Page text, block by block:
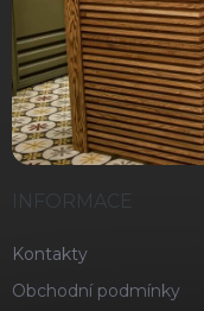
INFORMACE
Kontakty
Obchodní podmínky